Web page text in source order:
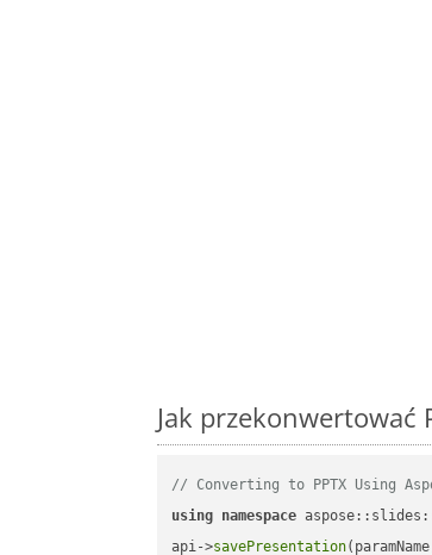
Jak przekonwertować
// Converting to PPTX Using
using namespace
api->savePresentation